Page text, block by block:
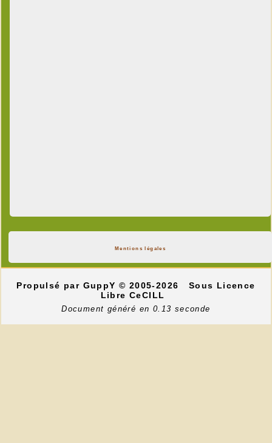
Mentions légales
Propulsé par GuppY© 2005-2026
Sous Licence
Libre CeCILL
Document généré en 0.13 seconde